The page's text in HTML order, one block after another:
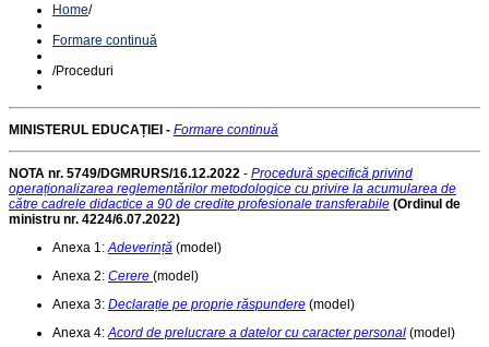
Home/
Formare continuă
/Proceduri
MINISTERUL EDUCAȚIEI - Formare continuă
NOTA nr. 5749/DGMRURS/16.12.2022 - Procedură specifică privind
operaționalizarea reglementărilor metodologice cu privire la acumularea de
către cadrele didactice a 90 de credite profesionale transferabile (Ordinul de
ministru nr. 4224/6.07.2022)
Anexa 1: Adeverință (model)
Anexa 2: Cerere (model)
Anexa 3: Declarație pe proprie răspundere (model)
Anexa 4:Acord de prelucrare a datelor cu caracter personal (model)